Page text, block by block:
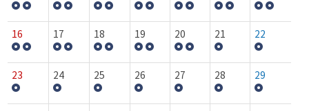
16 17 18 19 20 21 22
23 24 25 26 27 28 29